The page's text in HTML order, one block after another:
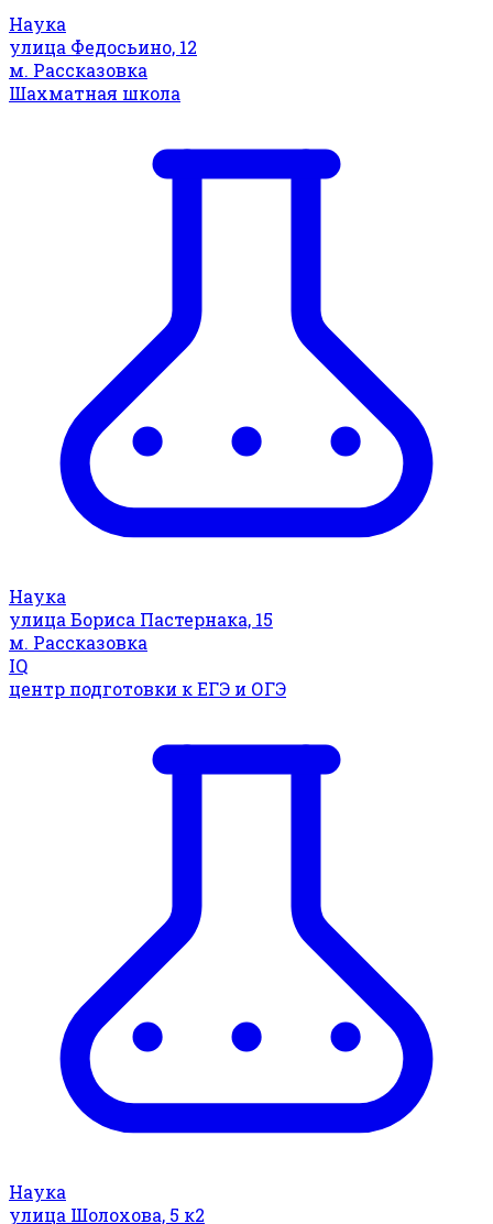
Наука
улица Федосьино, 12
м. Рассказовка
Шахматная школа
Наука
улица Бориса Пастернака, 15
м. Рассказовка
IQ
центр подготовки к ЕГЭ и ОГЭ
Наука
улица Шолохова, 5 к2